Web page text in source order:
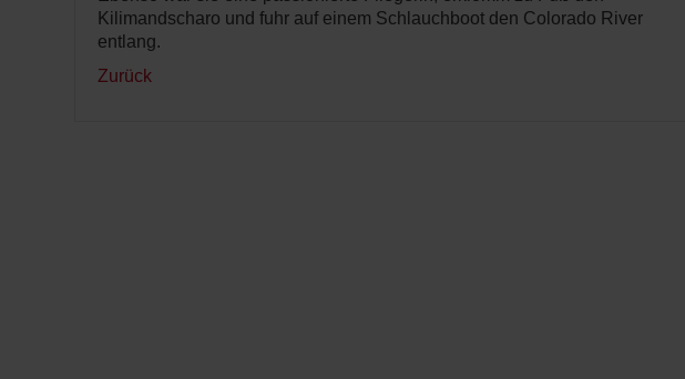
Kilimandscharo und fuhr auf einem Schlauchboot den Colorado River
entlang.
Zurück